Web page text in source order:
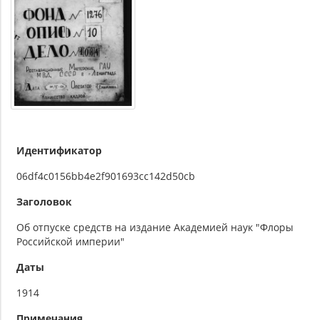
Идентификатор
06df4c0156bb4e2f901693cc142d50cb
Заголовок
Об отпуске средств на издание Академией наук "Флоры
Российской империи"
Даты
1914